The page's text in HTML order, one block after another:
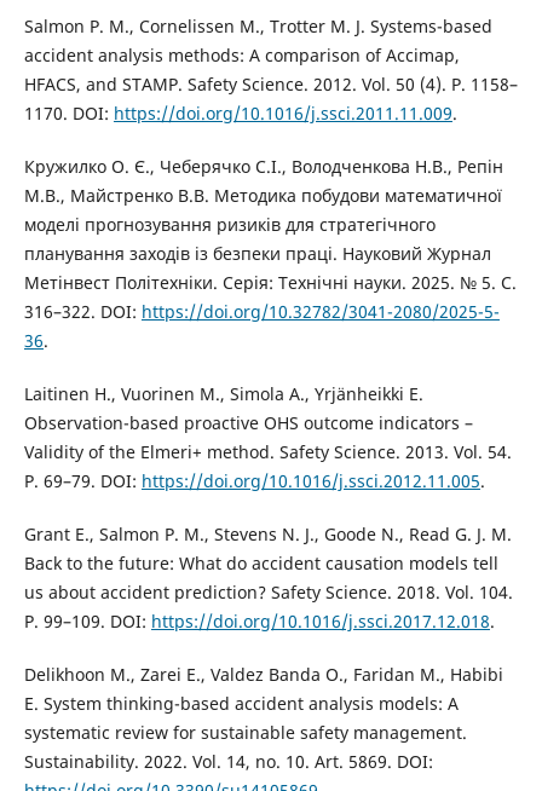
Salmon P. M., Cornelissen M., Trotter M. J. Systems-based
accident analysis methods: A comparison of Accimap,
HFACS, and STAMP. Safety Science. 2012. Vol. 50 (4). P. 1158–
1170. DOI: https://doi.org/10.1016/j.ssci.2011.11.009.
Кружилко О. Є., Чеберячко С.І., Володченкова Н.В., Репін
М.В., Майстренко В.В. Методика побудови математичної
моделі прогнозування ризиків для стратегічного
планування заходів із безпеки праці. Науковий Журнал
Метінвест Політехніки. Серія: Технічні науки. 2025. № 5. С.
316–322. DOI: https://doi.org/10.32782/3041-2080/2025-5-
36.
Laitinen H., Vuorinen M., Simola A., Yrjänheikki E.
Observation-based proactive OHS outcome indicators –
Validity of the Elmeri+ method. Safety Science. 2013. Vol. 54.
P. 69–79. DOI: https://doi.org/10.1016/j.ssci.2012.11.005.
Grant E., Salmon P. M., Stevens N. J., Goode N., Read G. J. M.
Back to the future: What do accident causation models tell
us about accident prediction? Safety Science. 2018. Vol. 104.
P. 99–109. DOI: https://doi.org/10.1016/j.ssci.2017.12.018.
Delikhoon M., Zarei E., Valdez Banda O., Faridan M., Habibi
E. System thinking-based accident analysis models: A
systematic review for sustainable safety management.
Sustainability. 2022. Vol. 14, no. 10. Art. 5869. DOI: